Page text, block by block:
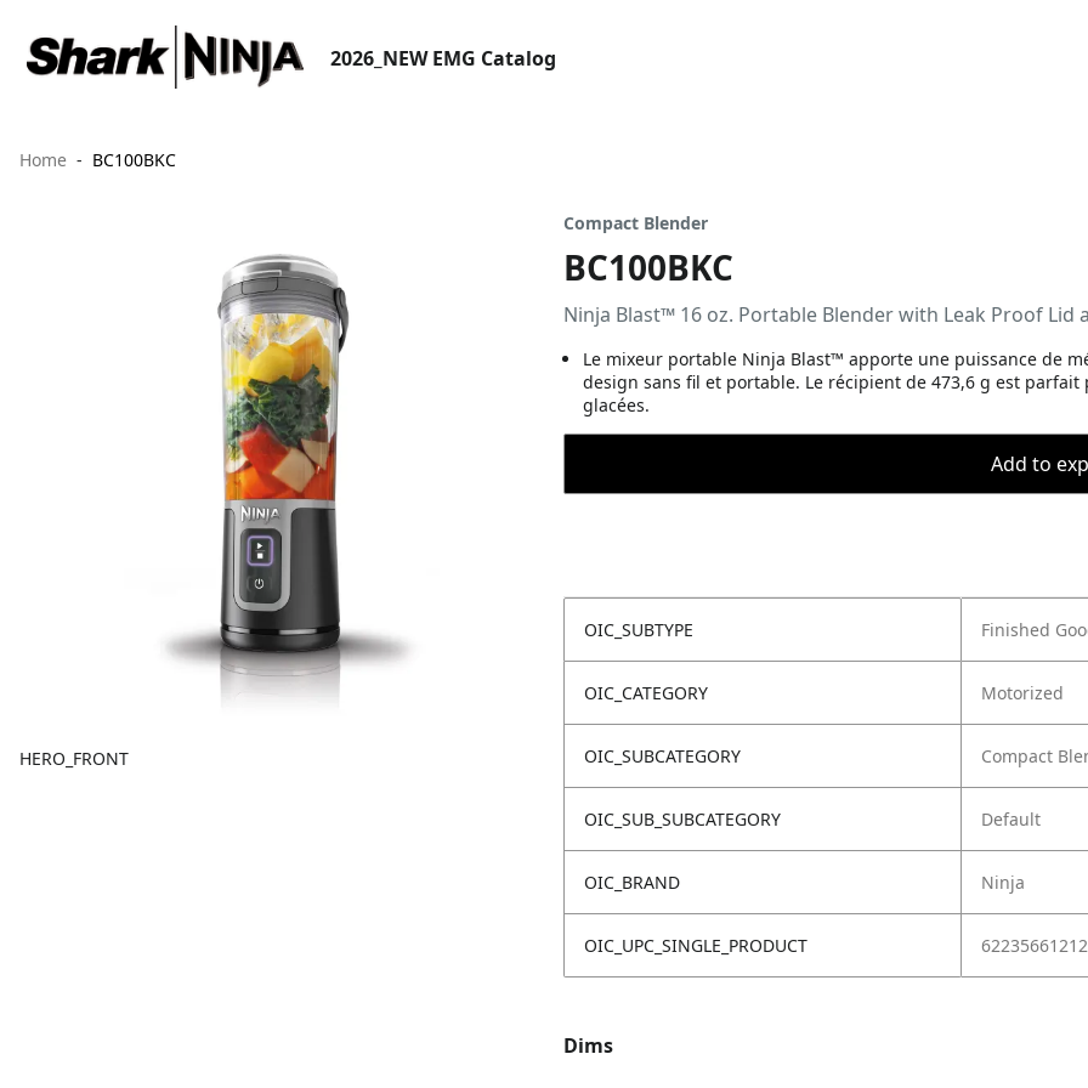
2026_NEW EMG Catalog
Home BC100BKC
HERO_FRONT
Compact Blender
BC100BKC
Ninja Blast™ 16 oz. Portable Blender with Leak Proof Lid
Le mixeur portable Ninja Blast™ apporte une puissance de
design sans fil et portable. Le récipient de 473,6 g est
glacées.
Add to
OIC_SUBTYPE Finished
OIC_CATEGORY Motorized
OIC_SUBCATEGORY Compact
OIC_SUB_SUBCATEGORY Default
OIC_BRAND Ninja
OIC_UPC_SINGLE_PRODUCT
Dims